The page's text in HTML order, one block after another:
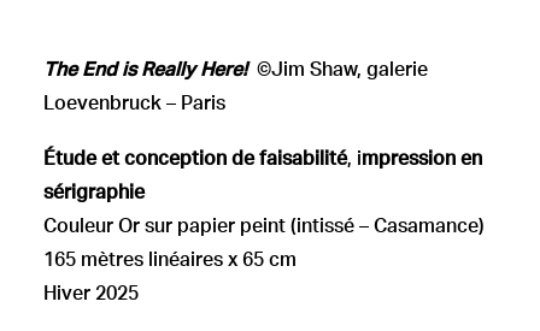
The End is Really Here! ©Jim Shaw, galerie
Loevenbruck – Paris
Étude et conception de faisabilité, impression en
sérigraphie
Couleur Or sur papier peint (intissé – Casamance)
165 mètres linéaires x 65 cm
Hiver 2025